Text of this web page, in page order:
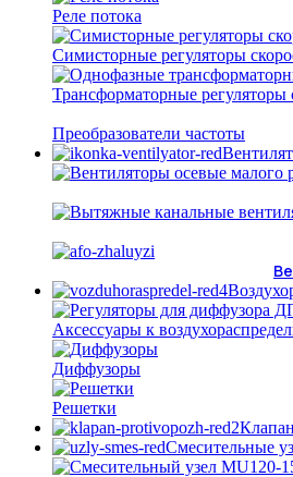
Реле потока
Симисторные регуляторы
Трансформаторные регуляторы
Преобразователи частоты
Аксессуары к
Диффузоры
Решетки
Смесительные